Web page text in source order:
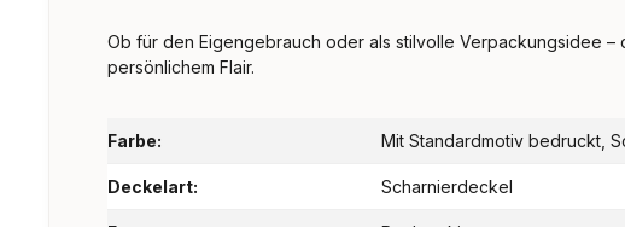
Ob für den Eigengebrauch oder als stilvolle Verpackungsidee –
persönlichem Flair.
Farbe: Mit Standardmotiv bedruckt,
Deckelart: Scharnierdeckel